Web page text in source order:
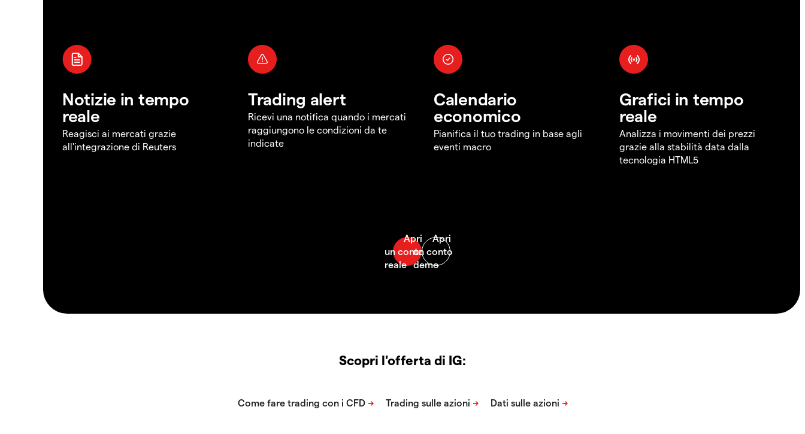
Notizie in tempo
reale
Reagisci ai mercati grazie
all'integrazione di Reuters
Trading alert
Ricevi una notifica quando i mercati
raggiungono le condizioni da te
indicate
Calendario
economico
Pianifica il tuo trading in base agli
eventi macro
Grafici in tempo
reale
Analizza i movimenti dei prezzi
grazie alla stabilità data dalla
tecnologia HTML5
Scopri l'offerta di IG: